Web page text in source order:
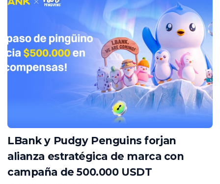
LBank y Pudgy Penguins forjan
alianza estratégica de marca con
campaña de 500.000 USDT